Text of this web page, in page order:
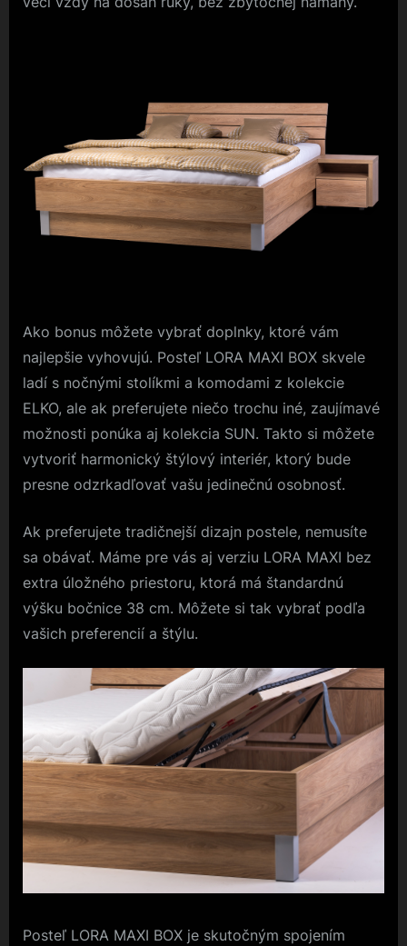
Ako bonus môžete vybrať doplnky, ktoré vám
najlepšie vyhovujú. Posteľ LORA MAXI BOX skvele
ladí s nočnými stolíkmi a komodami z kolekcie
ELKO, ale ak preferujete niečo trochu iné, zaujímavé
možnosti ponúka aj kolekcia SUN. Takto si môžete
vytvoriť harmonický štýlový interiér, ktorý bude
presne odzrkadľovať vašu jedinečnú osobnosť.
Ak preferujete tradičnejší dizajn postele, nemusíte
sa obávať. Máme pre vás aj verziu LORA MAXI bez
extra úložného priestoru, ktorá má štandardnú
výšku bočnice 38 cm. Môžete si tak vybrať podľa
vašich preferencií a štýlu.
Posteľ LORA MAXI BOX je skutočným spojením